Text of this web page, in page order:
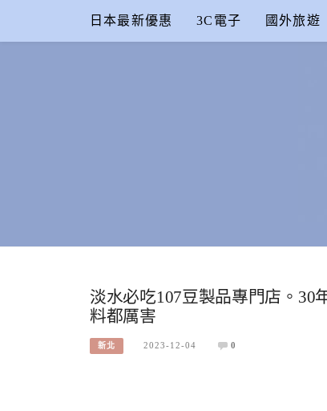
content
日本最新優惠 3C電子 國外旅遊
淡水必吃107豆製品專門店。30
料都厲害
新北 2023-12-04 0